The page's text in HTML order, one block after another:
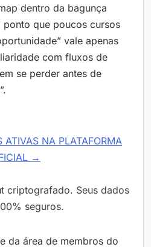
dentro da bagunça
ponto que poucos cursos
vale apenas
com fluxos de
se perder antes de
ATIVAS NA PLATAFORMA
→
criptografado. Seus dados
seguros.
da área de membros do